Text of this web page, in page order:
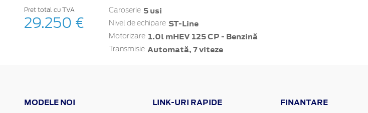
Pret total cu TVA
29.250 €
Caroserie 5 usi
Nivel de echipare ST-Line
Motorizare 1.0l mHEV 125 CP - Benzină
Transmisie Automată, 7 viteze
MODELE NOI LINK-URI RAPIDE FINANTARE